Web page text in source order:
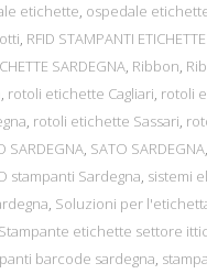
etichette, ospedale
, RFID STAMPANTI
SARDEGNA, Ribbon,
, rotoli etichette Cagliari, rotoli
, rotoli etichette Sassari,
SARDEGNA, SATO SARDEGNA,
stampanti Sardegna, sistemi
, Soluzioni per
Stampante etichette settore
barcode sardegna,